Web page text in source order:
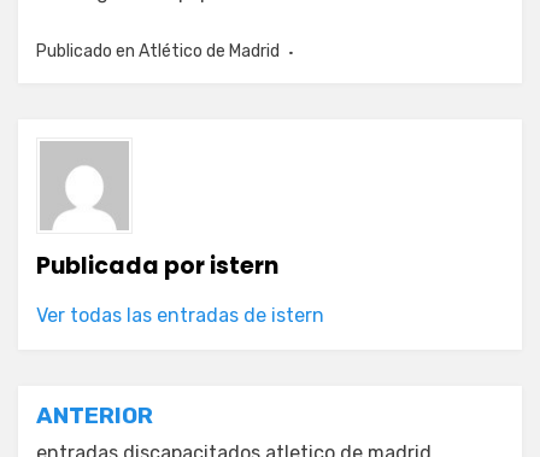
Publicado en Atlético de Madrid
Publicada poristern
Ver todas las entradas de istern
Navegación
ANTERIOR